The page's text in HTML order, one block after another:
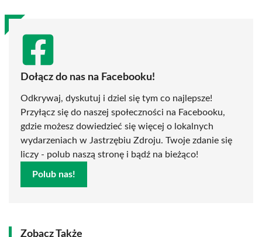
Dołącz do nas na Facebooku!
Odkrywaj, dyskutuj i dziel się tym co najlepsze!
Przyłącz się do naszej społeczności na Facebooku,
gdzie możesz dowiedzieć się więcej o lokalnych
wydarzeniach w Jastrzębiu Zdroju. Twoje zdanie się
liczy - polub naszą stronę i bądź na bieżąco!
Polub nas!
Zobacz Także